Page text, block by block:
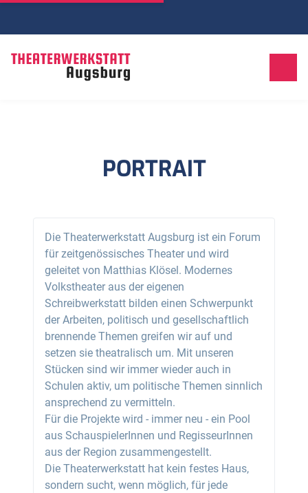
PORTRAIT
Die Theaterwerkstatt Augsburg ist ein Forum
für zeitgenössisches Theater und wird
geleitet von Matthias Klösel. Modernes
Volkstheater aus der eigenen
Schreibwerkstatt bilden einen Schwerpunkt
der Arbeiten, politisch und gesellschaftlich
brennende Themen greifen wir auf und
setzen sie theatralisch um. Mit unseren
Stücken sind wir immer wieder auch in
Schulen aktiv, um politische Themen sinnlich
ansprechend zu vermitteln.
Für die Projekte wird - immer neu - ein Pool
aus SchauspielerInnen und RegisseurInnen
aus der Region zusammengestellt.
Die Theaterwerkstatt hat kein festes Haus,
sondern sucht, wenn möglich, für jede